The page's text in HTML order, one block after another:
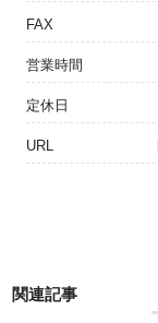
FAX
営業時間
定休日
URL
関連記事